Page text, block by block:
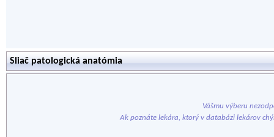
Sliač patologická anatómia
Vášmu výberu
Ak poznáte lekára, ktorý v databázi lekárov